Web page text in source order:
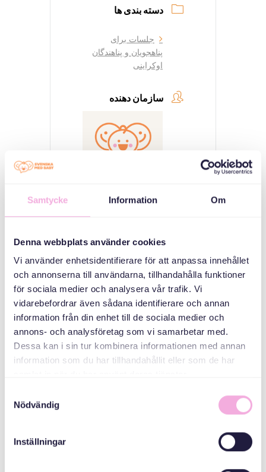
Samtycke Information Om
Denna webbplats använder cookies
Vi använder enhetsidentifierare för att anpassa innehållet
och annonserna till användarna, tillhandahålla funktioner
för sociala medier och analysera vår trafik. Vi
vidarebefordrar även sådana identifierare och annan
information från din enhet till de sociala medier och
annons- och analysföretag som vi samarbetar med.
Dessa kan i sin tur kombinera informationen med annan
information som du har tillhandahållit eller som de har
Nödvändig
Inställningar
دسته بندی ها
جلسات برای
پناهجویان و پناهندگان
اوکراینی
سازمان دهنده
Svenska med baby
Email